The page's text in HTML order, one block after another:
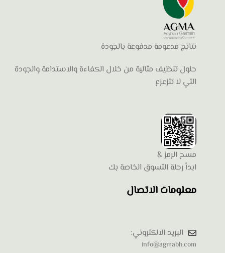
نتائج مدعومة مدفوعة بالجودة
حلول تنظيف مثالية من خلال الكفاءة والاستدامة والجودة
التي لا تتزعزع
مسح الرمز &
ابدأ رحلة التسوق الخاصة بك
معلومات الاتصال
البريد الالكتروني:
info@agmabh.com